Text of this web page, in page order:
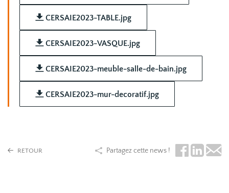
CERSAIE2023-TABLE.jpg
CERSAIE2023-VASQUE.jpg
CERSAIE2023-meuble-salle-de-bain.jpg
CERSAIE2023-mur-decoratif.jpg
RETOUR Partagez cette news !